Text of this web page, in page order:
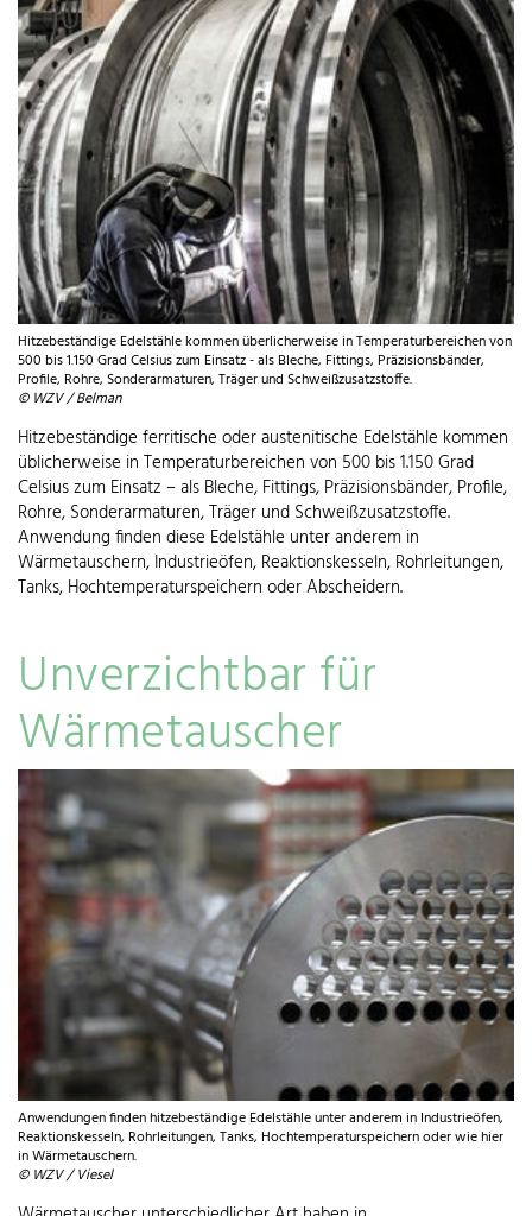
Hitzebeständige Edelstähle kommen überlicherweise in Temperaturbereichen von
500 bis 1.150 Grad Celsius zum Einsatz - als Bleche, Fittings, Präzisionsbänder,
Profile, Rohre, Sonderarmaturen, Träger und Schweißzusatzstoffe.
© WZV / Belman
Hitzebeständige ferritische oder austenitische Edelstähle kommen
üblicherweise in Temperaturbereichen von 500 bis 1.150 Grad
Celsius zum Einsatz – als Bleche, Fittings, Präzisionsbänder, Profile,
Rohre, Sonderarmaturen, Träger und Schweißzusatzstoffe.
Anwendung finden diese Edelstähle unter anderem in
Wärmetauschern, Industrieöfen, Reaktionskesseln, Rohrleitungen,
Tanks, Hochtemperaturspeichern oder Abscheidern.
Unverzichtbar für
Wärmetauscher
Anwendungen finden hitzebeständige Edelstähle unter anderem in Industrieöfen,
Reaktionskesseln, Rohrleitungen, Tanks, Hochtemperaturspeichern oder wie hier
in Wärmetauschern.
© WZV / Viesel